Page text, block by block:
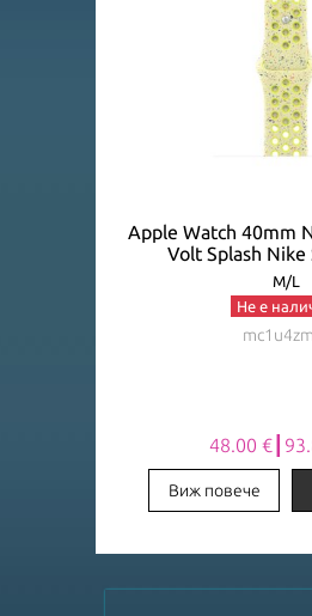
Apple Watch 40mm
Volt Splash Nike
M/L
Не е
48.00
Виж повече
1